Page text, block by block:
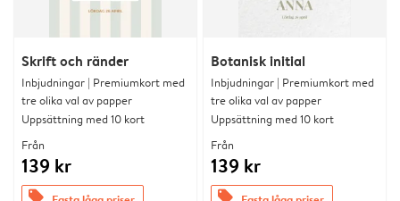
Skrift och ränder
Inbjudningar | Premiumkort med
tre olika val av papper
Uppsättning med 10 kort
Från
139 kr
offers
Botanisk initial
Inbjudningar | Premiumkort med
tre olika val av papper
Uppsättning med 10 kort
Från
139 kr
offers